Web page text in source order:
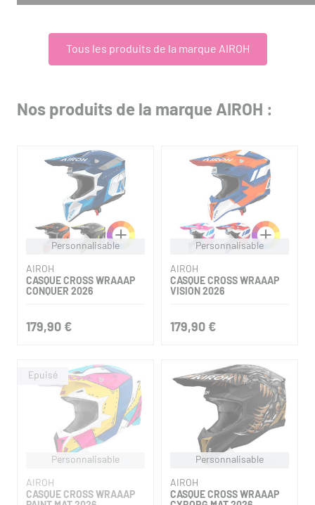
Tous les produits de la marque AIROH
Nos produits de la marque AIROH :
Personnalisable
AIROH
CASQUE CROSS WRAAAP
CONQUER 2026
179,90 €
Personnalisable
AIROH
CASQUE CROSS WRAAAP
VISION 2026
179,90 €
Personnalisable
AIROH
CASQUE CROSS WRAAAP
Personnalisable
AIROH
CASQUE CROSS WRAAAP